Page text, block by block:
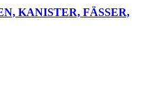
KANISTER, FÄSSER,